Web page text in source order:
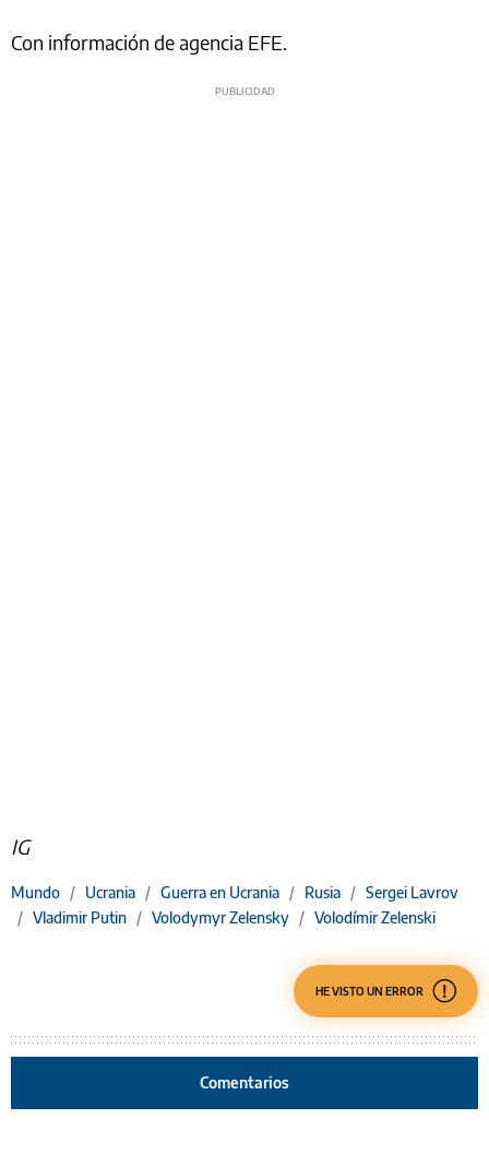
Con información de agencia EFE.
IG
Mundo / Ucrania / Guerra en Ucrania / Rusia / Sergei Lavrov
/ Vladimir Putin / Volodymyr Zelensky / Volodímir Zelenski
HE VISTO UN ERROR
Comentarios